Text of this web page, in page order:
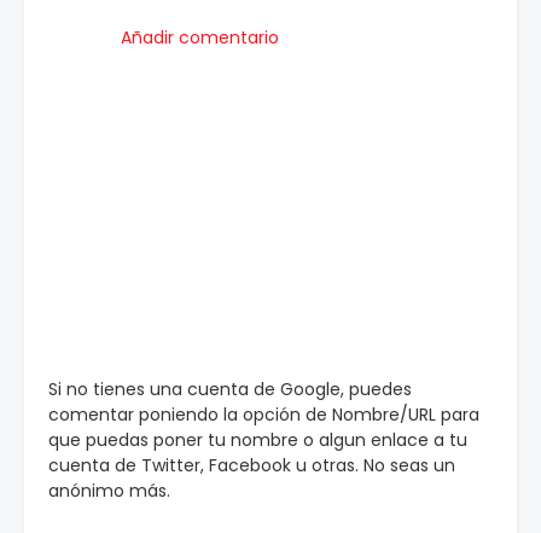
Añadir comentario
Si no tienes una cuenta de Google, puedes
comentar poniendo la opción de Nombre/URL para
que puedas poner tu nombre o algun enlace a tu
cuenta de Twitter, Facebook u otras. No seas un
anónimo más.